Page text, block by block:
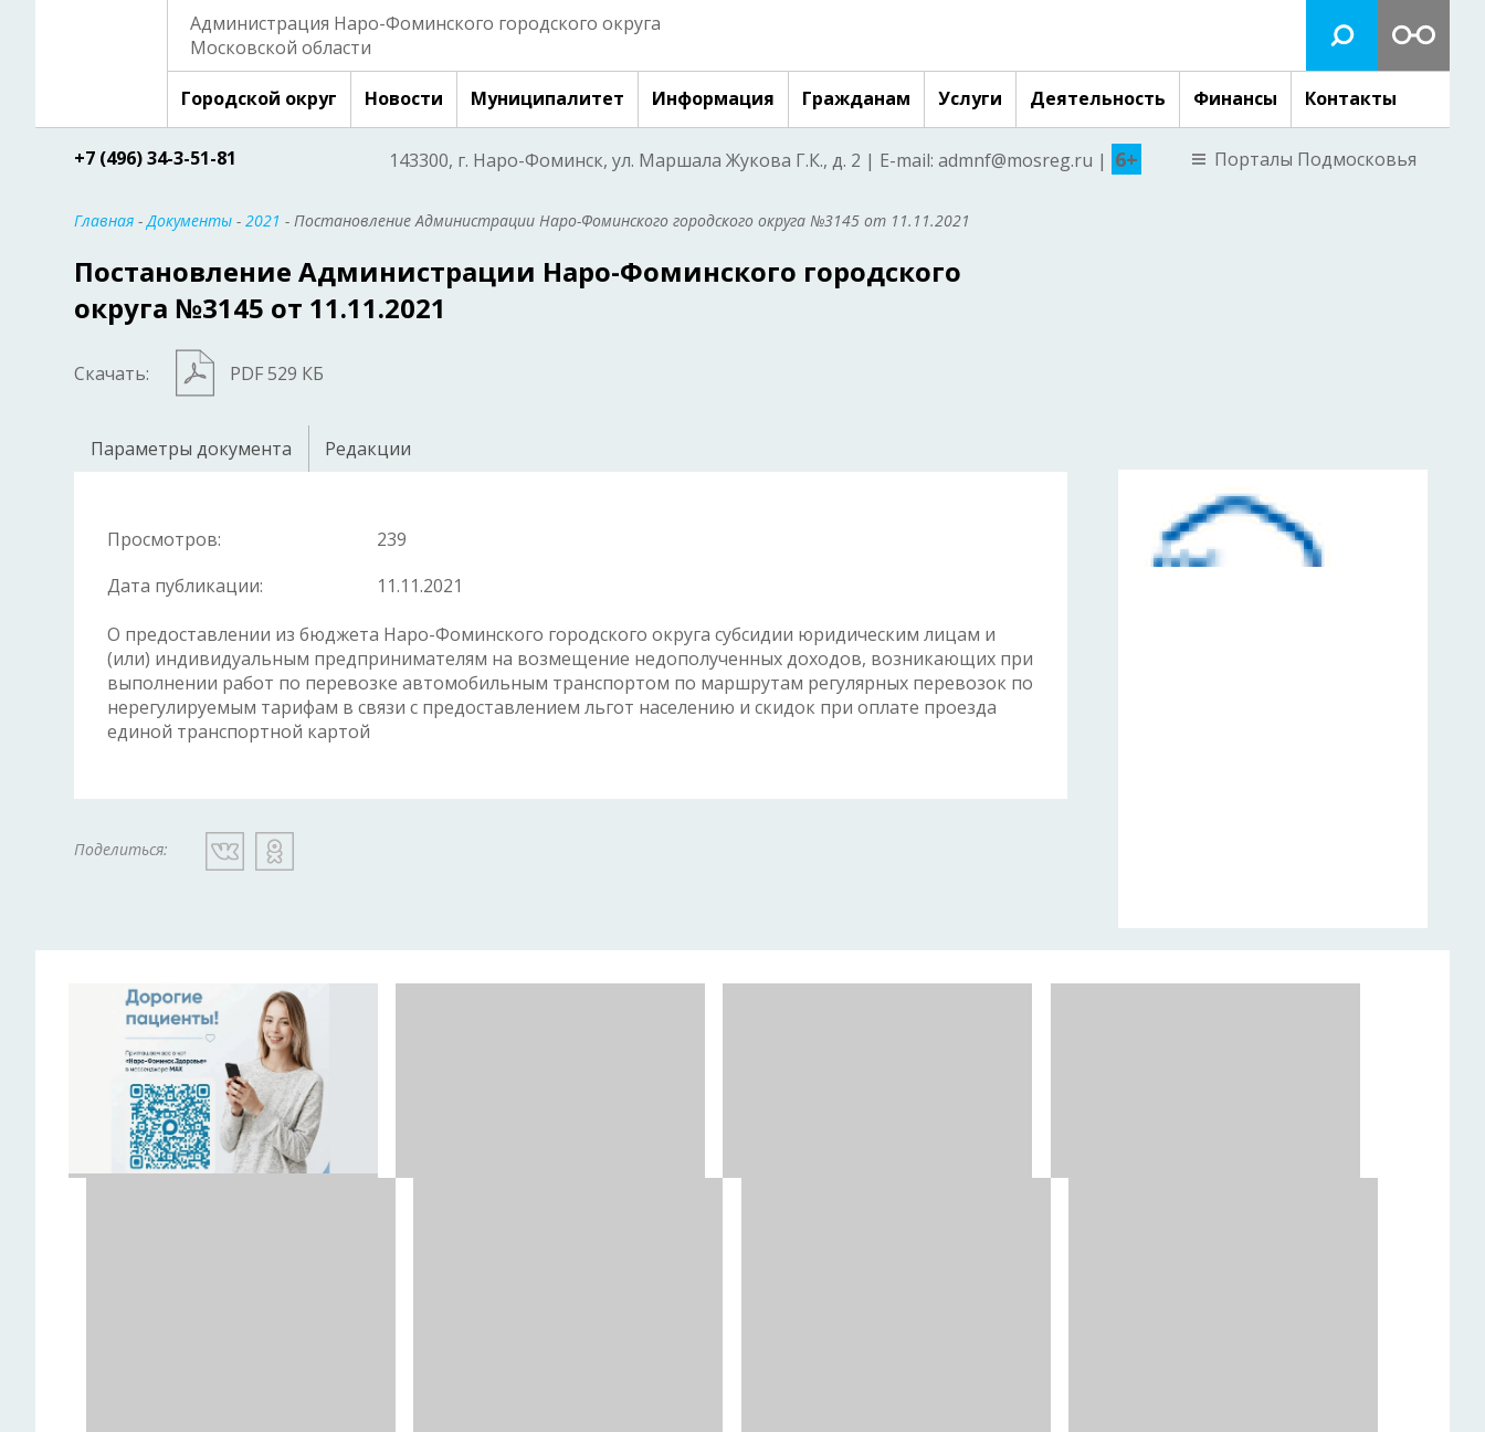
Администрация Наро-Фоминского городского округа
Московской области
Городской округ Новости Муниципалитет Информация Гражданам Услуги Деятельность Финансы Контакты
+7 (496) 34-3-51-81 143300, г. Наро-Фоминск, ул. Маршала Жукова Г.К., д. 2 | E-mail: admnf@mosreg.ru | 6+ Порталы Подмосковья
Главная -Документы - 2021 - Постановление Администрации Наро-Фоминского городского округа №3145 от 11.11.2021
Постановление Администрации Наро-Фоминского городского
округа №3145 от 11.11.2021
Скачать: PDF 529 КБ
Параметры документа Редакции
Просмотров:
239
Дата публикации:
11.11.2021
О предоставлении из бюджета Наро-Фоминского городского округа субсидии юридическим лицам и
(или) индивидуальным предпринимателям на возмещение недополученных доходов, возникающих при
выполнении работ по перевозке автомобильным транспортом по маршрутам регулярных перевозок по
нерегулируемым тарифам в связи с предоставлением льгот населению и скидок при оплате проезда
единой транспортной картой
Поделиться: